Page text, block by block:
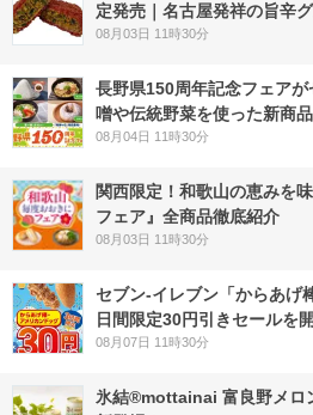
定発売｜名古屋発祥の旨辛
08月03日 11時30分
長野県150周年記念フェア
噌や伝統野菜を使った新商
08月04日 11時30分
関西限定！和歌山の恵みを
フェア』全商品徹底紹介
08月03日 11時30分
セブン‐イレブン「からあげ
日間限定30円引きセールを
08月07日 11時30分
氷結®mottainai 富良野メロ